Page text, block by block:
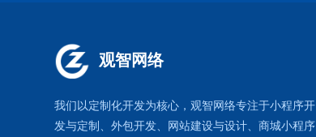
观智网络
我们以定制化开发为核心，观智网络专注于小程序开
发与定制、外包开发、 网站建设与设计、商城小程序